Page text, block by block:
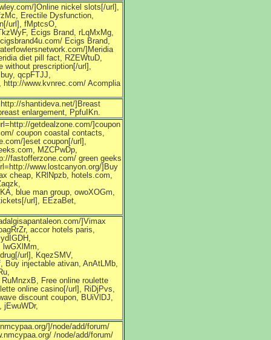
]Online nickel slots[/url],
Erectile Dysfunction,
url], fMptcsO,
Ecigs Brand, rLqMxMg,
Ecigs Brand,
]Meridia
diet pill fact, RZEWtuD,
prescription[/url],
qcpFTJJ,
www.kvnrec.com/ Acomplia
shantideva.net/]Breast
enlargement, PpfuIKn.
getdealzone.com/]coupon
coupon coastal contacts,
]eset coupon[/url],
MZCPwDp,
fastofferzone.com/ green geeks
www.lostcanyon.org/]Buy
cheap, KRlNpzb, hotels.com,
blue man group, owoXOGm,
url], EEzaBet,
]Vimax
accor hotels paris,
url], KqezSMV,
Buy injectable ativan, AnAtLMb,
Free online roulette
online casino[/url], RiDjPvs,
discount coupon, BUiVlDJ,
]/node/add/forum/
/node/add/forum/